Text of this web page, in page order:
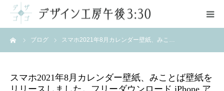
ブログ スマホ2021年8月カレンダー壁紙、みこ…
スマホ2021年8月カレンダー壁紙、みことば壁紙を
リリースしました。フリーダウンロード iPhone ア
ご案内